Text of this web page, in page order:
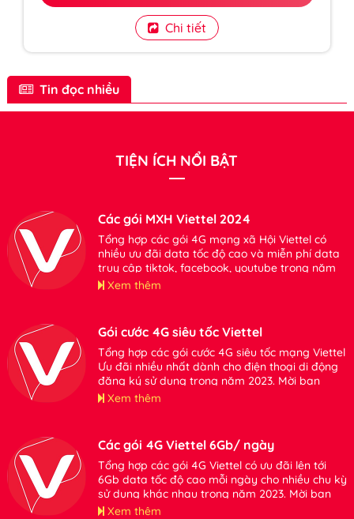
Chi tiết
Tin đọc nhiều
TIỆN ÍCH NỔI BẬT
Các gói MXH Viettel 2024
Tổng hợp các gói 4G mạng xã Hội Viettel có
nhiều ưu đãi data tốc độ cao và miễn phí data
truy cập tiktok, facebook, youtube trong năm
2024. Mời bạn tham khảo đăng ký sử dụng khi
Xem thêm
Gói cước 4G siêu tốc Viettel
Tổng hợp các gói cước 4G siêu tốc mạng Viettel
Ưu đãi nhiều nhất dành cho điện thoại di động
đăng ký sử dụng trong năm 2023. Mời bạn
tham khảo thông tin chi tiết.
Xem thêm
Các gói 4G Viettel 6Gb/ ngày
Tổng hợp các gói 4G Viettel có ưu đãi lên tới
6Gb data tốc độ cao mỗi ngày cho nhiều chu kỳ
sử dụng khác nhau trong năm 2023. Mời bạn
tham khảo.
Xem thêm